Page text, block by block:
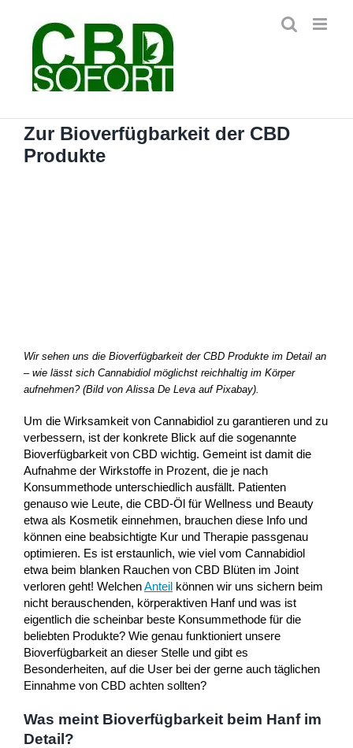
springen
Zur Bioverfügbarkeit der CBD
Produkte
Wir sehen uns die Bioverfügbarkeit der CBD Produkte im Detail an
– wie lässt sich Cannabidiol möglichst reichhaltig im Körper
aufnehmen? (Bild von Alissa De Leva auf Pixabay).
Um die Wirksamkeit von Cannabidiol zu garantieren und zu
verbessern, ist der konkrete Blick auf die sogenannte
Bioverfügbarkeit von CBD wichtig. Gemeint ist damit die
Aufnahme der Wirkstoffe in Prozent, die je nach
Konsummethode unterschiedlich ausfällt. Patienten
genauso wie Leute, die CBD-Öl für Wellness und Beauty
etwa als Kosmetik einnehmen, brauchen diese Info und
können eine beabsichtigte Kur und Therapie passgenau
optimieren. Es ist erstaunlich, wie viel vom Cannabidiol
etwa beim blanken Rauchen von CBD Blüten im Joint
verloren geht! WelchenAnteil können wir uns sichern beim
nicht berauschenden, körperaktiven Hanf und was ist
eigentlich die scheinbar beste Konsummethode für die
beliebten Produkte? Wie genau funktioniert unsere
Bioverfügbarkeit an dieser Stelle und gibt es
Besonderheiten, auf die User bei der gerne auch täglichen
Einnahme von CBD achten sollten?
Was meint Bioverfügbarkeit beim Hanf im
Detail?